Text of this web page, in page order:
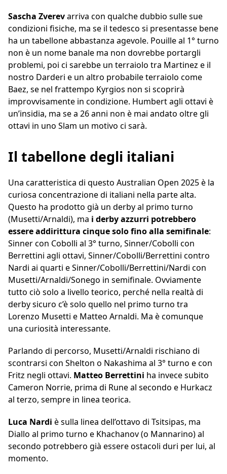
Sascha Zverevarriva con qualche dubbio sulle sue
condizioni fisiche, ma se il tedesco si presentasse bene
ha un tabellone abbastanza agevole. Pouille al 1° turno
non è un nome banale ma non dovrebbe portargli
problemi, poi ci sarebbe un terraiolo tra Martinez e il
nostro Darderi e un altro probabile terraiolo come
Baez, se nel frattempo Kyrgios non si scoprirà
improvvisamente in condizione. Humbert agli ottavi è
un’insidia, ma se a 26 anni non è mai andato oltre gli
ottavi in uno Slam un motivo ci sarà.
Il tabellone degli italiani
Una caratteristica di questo Australian Open 2025 è la
curiosa concentrazione di italiani nella parte alta.
Questo ha prodotto già un derby al primo turno
(Musetti/Arnaldi), ma i derby azzurri potrebbero
essere addirittura cinque solo fino alla semifinale:
Sinner con Cobolli al 3° turno, Sinner/Cobolli con
Berrettini agli ottavi, Sinner/Cobolli/Berrettini contro
Nardi ai quarti e Sinner/Cobolli/Berrettini/Nardi con
Musetti/Arnaldi/Sonego in semifinale. Ovviamente
tutto ciò solo a livello teorico, perché nella realtà di
derby sicuro c’è solo quello nel primo turno tra
Lorenzo Musetti e Matteo Arnaldi. Ma è comunque
una curiosità interessante.
Parlando di percorso, Musetti/Arnaldi rischiano di
scontrarsi con Shelton o Nakashima al 3° turno e con
Fritz negli ottavi. Matteo Berrettini ha invece subito
Cameron Norrie, prima di Rune al secondo e Hurkacz
al terzo, sempre in linea teorica.
Luca Nardi è sulla linea dell’ottavo di Tsitsipas, ma
Diallo al primo turno e Khachanov (o Mannarino) al
secondo potrebbero già essere ostacoli duri per lui, al
momento.